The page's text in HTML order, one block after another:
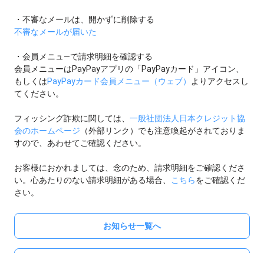
・不審なメールは、開かずに削除する
不審なメールが届いた
・会員メニュ―で請求明細を確認する
会員メニューはPayPayアプリの「PayPayカード」アイコン、
もしくはPayPayカード会員メニュー（ウェブ）
よりアクセスし
てください。
フィッシング詐欺に関しては、 一般社団法人日本クレジット協
会のホームページ （外部リンク）でも注意喚起がされておりま
すので、あわせてご確認ください。
お客様におかれましては、念のため、請求明細をご確認くださ
い。心あたりのない請求明細がある場合、
こちらをご確認くだ
さい。
お知らせ一覧へ